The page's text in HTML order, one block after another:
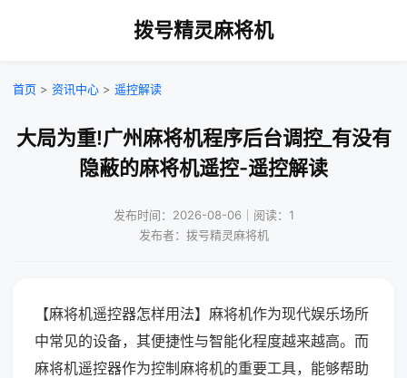
拨号精灵麻将机
首页 > 资讯中心 > 遥控解读
大局为重!广州麻将机程序后台调控_有没有
隐蔽的麻将机遥控-遥控解读
发布时间：2026-08-06｜阅读：1
发布者：拨号精灵麻将机
【麻将机遥控器怎样用法】麻将机作为现代娱乐场所
中常见的设备，其便捷性与智能化程度越来越高。而
麻将机遥控器作为控制麻将机的重要工具，能够帮助